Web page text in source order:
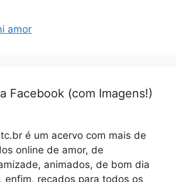
amor
Facebook (com Imagens!)
é um acervo com mais de
online de amor, de
animados, de bom dia
enfim, recados para todos os